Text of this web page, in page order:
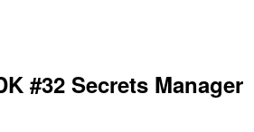
#32 Secrets Manager